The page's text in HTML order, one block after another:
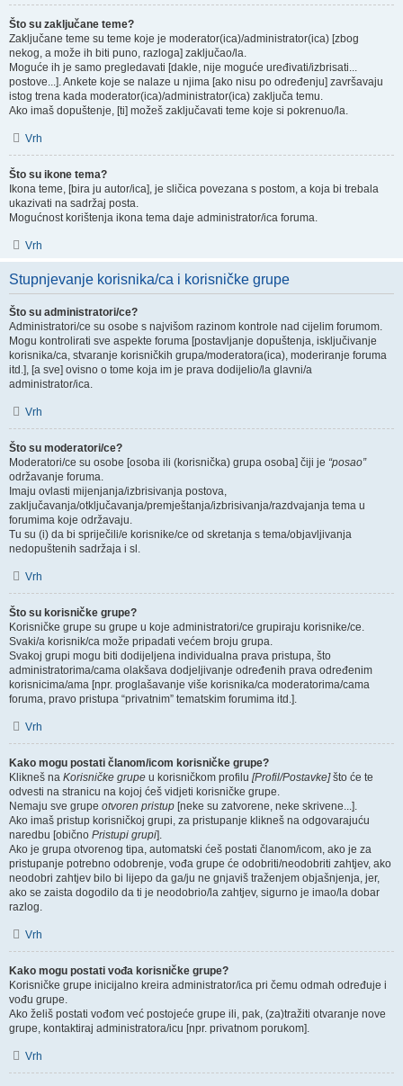
Što su zaključane teme?
Zaključane teme su teme koje je moderator(ica)/administrator(ica) [zbog
nekog, a može ih biti puno, razloga] zaključao/la.
Moguće ih je samo pregledavati [dakle, nije moguće uređivati/izbrisati...
postove...]. Ankete koje se nalaze u njima [ako nisu po određenju] završavaju
istog trena kada moderator(ica)/administrator(ica) zaključa temu.
Ako imaš dopuštenje, [ti] možeš zaključavati teme koje si pokrenuo/la.
Vrh
Što su ikone tema?
Ikona teme, [bira ju autor/ica], je sličica povezana s postom, a koja bi trebala
ukazivati na sadržaj posta.
Mogućnost korištenja ikona tema daje administrator/ica foruma.
Vrh
Stupnjevanje korisnika/ca i korisničke grupe
Što su administratori/ce?
Administratori/ce su osobe s najvišom razinom kontrole nad cijelim forumom.
Mogu kontrolirati sve aspekte foruma [postavljanje dopuštenja, isključivanje
korisnika/ca, stvaranje korisničkih grupa/moderatora(ica), moderiranje foruma
itd.], [a sve] ovisno o tome koja im je prava dodijelio/la glavni/a
administrator/ica.
Vrh
Što su moderatori/ce?
Moderatori/ce su osobe [osoba ili (korisnička) grupa osoba] čiji je “posao”
održavanje foruma.
Imaju ovlasti mijenjanja/izbrisivanja postova,
zaključavanja/otključavanja/premještanja/izbrisivanja/razdvajanja tema u
forumima koje održavaju.
Tu su (i) da bi spriječili/e korisnike/ce od skretanja s tema/objavljivanja
nedopuštenih sadržaja i sl.
Vrh
Što su korisničke grupe?
Korisničke grupe su grupe u koje administratori/ce grupiraju korisnike/ce.
Svaki/a korisnik/ca može pripadati većem broju grupa.
Svakoj grupi mogu biti dodijeljena individualna prava pristupa, što
administratorima/cama olakšava dodjeljivanje određenih prava određenim
korisnicima/ama [npr. proglašavanje više korisnika/ca moderatorima/cama
foruma, pravo pristupa “privatnim” tematskim forumima itd.].
Vrh
Kako mogu postati članom/icom korisničke grupe?
Klikneš na Korisničke grupe u korisničkom profilu [Profil/Postavke]što će te
odvesti na stranicu na kojoj ćeš vidjeti korisničke grupe.
Nemaju sve grupe otvoren pristup [neke su zatvorene, neke skrivene...].
Ako imaš pristup korisničkoj grupi, za pristupanje klikneš na odgovarajuću
naredbu [obično Pristupi grupi].
Ako je grupa otvorenog tipa, automatski ćeš postati članom/icom, ako je za
pristupanje potrebno odobrenje, vođa grupe će odobriti/neodobriti zahtjev, ako
neodobri zahtjev bilo bi lijepo da ga/ju ne gnjaviš traženjem objašnjenja, jer,
ako se zaista dogodilo da ti je neodobrio/la zahtjev, sigurno je imao/la dobar
razlog.
Vrh
Kako mogu postati vođa korisničke grupe?
Korisničke grupe inicijalno kreira administrator/ica pri čemu odmah određuje i
vođu grupe.
Ako želiš postati vođom već postojeće grupe ili, pak, (za)tražiti otvaranje nove
grupe, kontaktiraj administratora/icu [npr. privatnom porukom].
Vrh